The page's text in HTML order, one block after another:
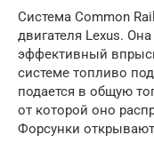
Система Common
двигателя Lexus.
эффективный
системе топливо
подается в общую
от которой оно
Форсунки